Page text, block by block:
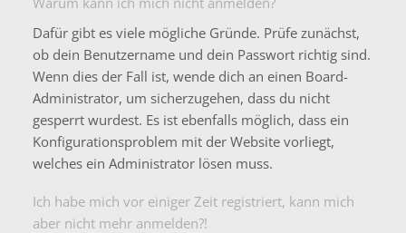
Dafür gibt es viele mögliche Gründe. Prüfe zunächst,
ob dein Benutzername und dein Passwort richtig sind.
Wenn dies der Fall ist, wende dich an einen Board-
Administrator, um sicherzugehen, dass du nicht
gesperrt wurdest. Es ist ebenfalls möglich, dass ein
Konfigurationsproblem mit der Website vorliegt,
welches ein Administrator lösen muss.
Ich habe mich vor einiger Zeit registriert, kann mich
aber nicht mehr anmelden?!